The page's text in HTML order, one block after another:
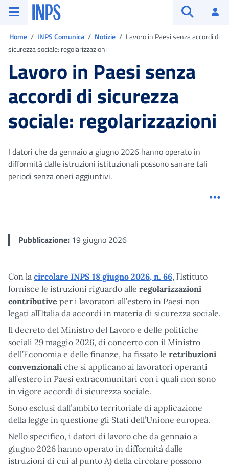
Vai al menu principale
Vai al contenuto principale
Vai al pie' di pagina
INPS ()
Home INPS Comunica Notizie
Lavoro in Paesi senza accordi di
sicurezza sociale: regolarizzazioni
Lavoro in Paesi senza
accordi di sicurezza
sociale: regolarizzazioni
I datori che da gennaio a giugno 2026 hanno operato in
difformità dalle istruzioni istituzionali possono sanare tali
periodi senza oneri aggiuntivi.
Pubblicazione: 19 giugno 2026
Con la circolare INPS 18 giugno 2026, n. 66, l’Istituto
fornisce le istruzioni riguardo alle regolarizzazioni
contributive per i lavoratori all’estero in Paesi non
legati all’Italia da accordi in materia di sicurezza sociale.
Il decreto del Ministro del Lavoro e delle politiche
sociali 29 maggio 2026, di concerto con il Ministro
dell’Economia e delle finanze, ha fissato le retribuzioni
convenzionali che si applicano ai lavoratori operanti
all’estero in Paesi extracomunitari con i quali non sono
in vigore accordi di sicurezza sociale.
Sono esclusi dall’ambito territoriale di applicazione
della legge in questione gli Stati dell’Unione europea.
Nello specifico, i datori di lavoro che da gennaio a
giugno 2026 hanno operato in difformità dalle
istruzioni di cui al punto A) della circolare possono